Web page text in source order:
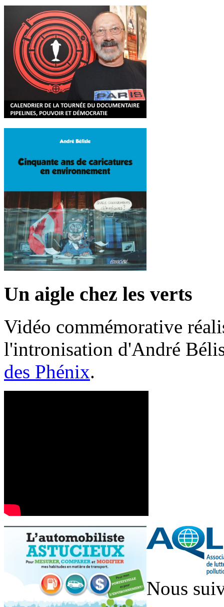
Un aigle chez les verts
Vidéo commémorative
l'intronisation d'André
des Phénix.
Nous